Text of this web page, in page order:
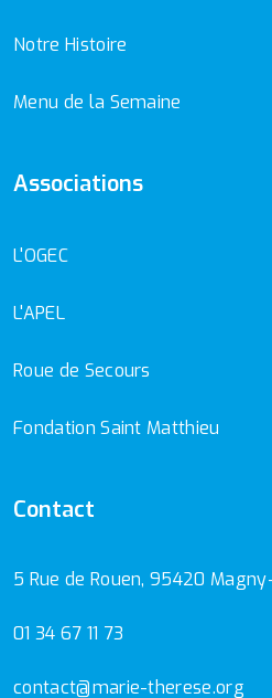
Notre Histoire
Menu de la Semaine
Associations
L'OGEC
L'APEL
Roue de Secours
Fondation Saint Matthieu
Contact
5 Rue de Rouen, 95420
01 34 67 11 73
contact@marie-therese.org